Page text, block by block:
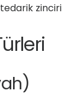
zinciri